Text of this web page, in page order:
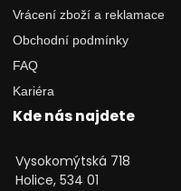
Vrácení zboží a reklamace
Obchodní podmínky
FAQ
Kariéra
Kde nás najdete
Vysokomýtská 718
Holice, 534 01